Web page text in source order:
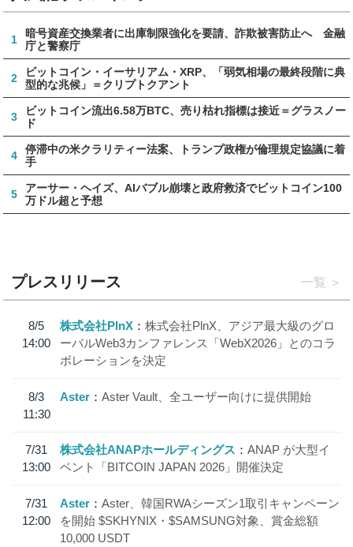
1
暗号資産交換業者に出庫制限強化を要請、詐欺被害防止へ 金融
庁と警察庁
2
ビットコイン・イーサリアム・XRP、「弱気相場の最終段階に典
型的な兆候」＝クリプトクアント
3
ビットコイン流出6.58万BTC、売り枯れ指標は接近＝グラスノー
ド
4
停滞中の米クラリティー法案、トランプ政権が倫理規定協議に着
手
5
アーサー・ヘイズ、AIバブル崩壊と政府救済でビットコイン100
万ドル超と予想
プレスリリース 一覧
8/5
14:00
株式会社PlnX
株式会社PlnX、アジア最大級のグロ
ーバルWeb3カンファレンス「WebX2026」とのコラ
ボレーションを決定
8/3
11:30
Aster Aster Vault、全ユーザー向けに提供開始
7/31
13:00
株式会社ANAPホールディングス
ANAP が大型イ
ベント「BITCOIN JAPAN 2026」開催決定
7/31
12:00
Aster
Aster、韓国RWAシーズン1取引キャンペーン
を開始 $SKHYNIX・$SAMSUNG対象、賞金総額
10,000 USDT